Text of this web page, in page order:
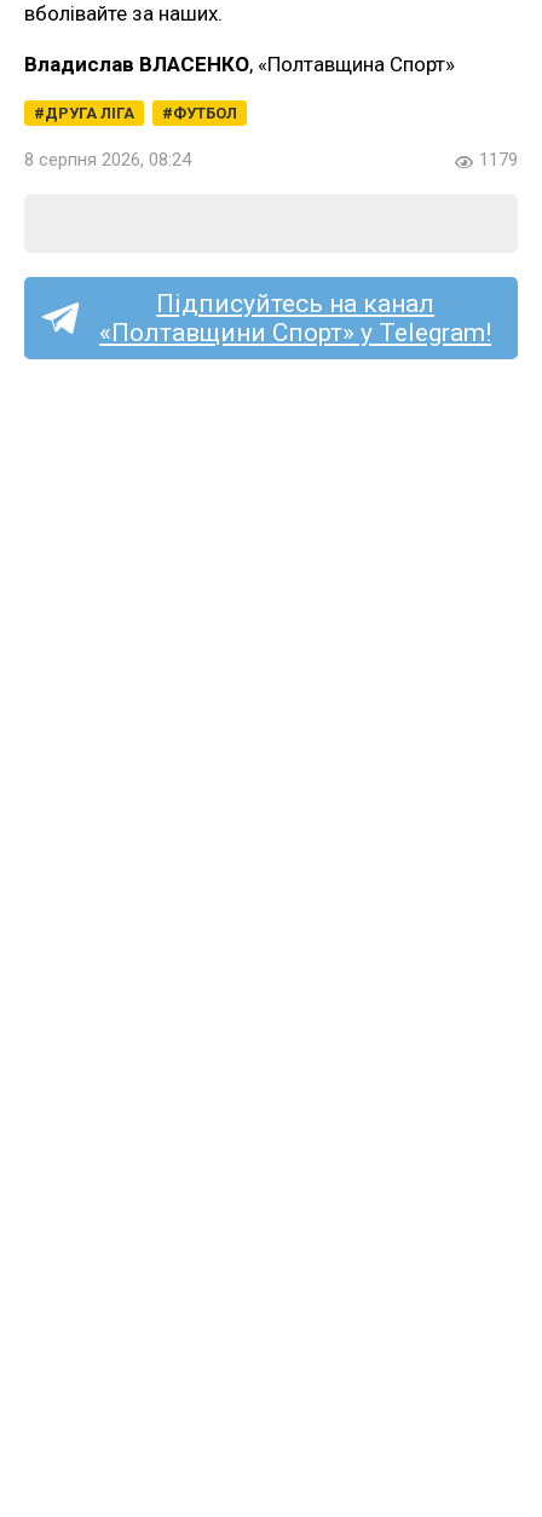
вболівайте за наших.
Владислав ВЛАСЕНКО, «Полтавщина Спорт»
ДРУГА ЛІГА ФУТБОЛ
8 серпня 2026, 08:24 1179
Підписуйтесь на канал
«Полтавщини Спорт» у Telegram!